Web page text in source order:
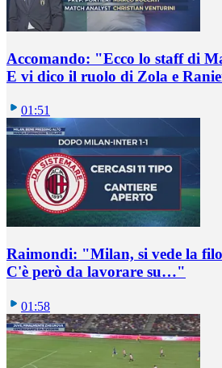
Accomando: "Ecco lo staff di
E vi dico il ruolo di Zola e
01:51
Raimondi: "Milan, si vede la
C'è però da lavorare su…"
01:58